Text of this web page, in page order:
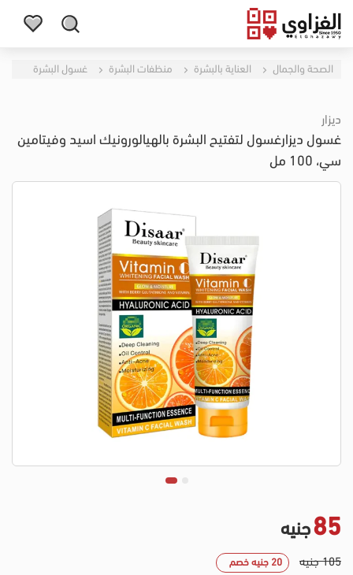
الصحة والجمال العناية بالبشرة منظفات البشرة غسول البشرة
ديزار
غسول ديزارغسول لتفتيح البشرة بالهيالورونيك اسيد وفيتامين
سي، 100 مل
85جنيه
105 جنيه 20 جنيه خصم